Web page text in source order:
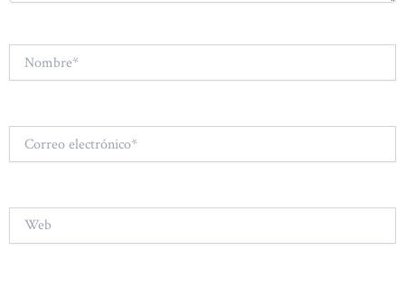
electrónico*
Web